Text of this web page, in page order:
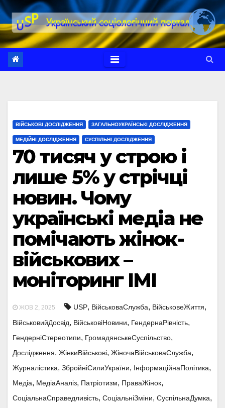
Перейти
до
вмісту
ВІЙСЬКОВІ ДОСЛІДЖЕННЯ ЗАГАЛЬНОУКРАЇНСЬКІ ДОСЛІДЖЕННЯ
МЕДІЙНІ ДОСЛІДЖЕННЯ СУСПІЛЬНІ ДОСЛІДЖЕННЯ
70 тисяч у строю і
лише 5% у стрічці
новин. Чому
українські медіа не
помічають жінок-
військових –
моніторинг ІМІ
ЖОВ 2, 2025 USP, ВійськоваСлужба, ВійськовеЖиття,
ВійськовийДосвід, ВійськовіНовини, ГендернаРівність,
ГендерніСтереотипи, ГромадянськеСуспільство,
Дослідження, ЖінкиВійськові, ЖіночаВійськоваСлужба,
Журналістика, ЗбройніСилиУкраїни, ІнформаційнаПолітика,
Медіа, МедіаАналіз, Патріотизм, ПраваЖінок,
СоціальнаСправедливість, СоціальніЗміни, СуспільнаДумка,